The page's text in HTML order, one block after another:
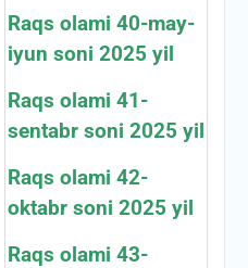
Raqs olami 40-may-
iyun soni 2025 yil
Raqs olami 41-
sentabr soni 2025 yil
Raqs olami 42-
oktabr soni 2025 yil
Raqs olami 43-